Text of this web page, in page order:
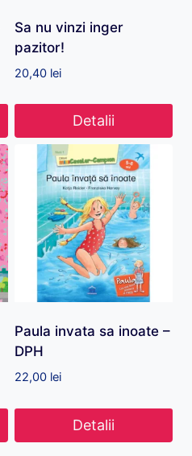
Sa nu vinzi inger
pazitor!
20,40 lei
Detalii
Paula invata sa inoate –
DPH
22,00 lei
Detalii